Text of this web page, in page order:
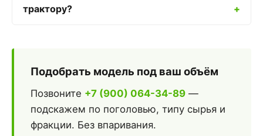
трактору?
Подобрать модель под ваш объём
Позвоните +7 (900) 064-34-89 —
подскажем по поголовью, типу сырья и
фракции. Без впаривания.